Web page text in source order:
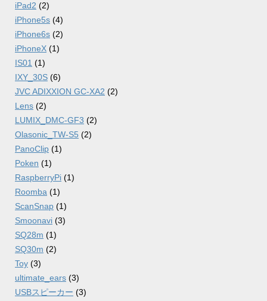
iPad2 (2)
iPhone5s (4)
iPhone6s (2)
iPhoneX (1)
IS01 (1)
IXY_30S (6)
JVC ADIXXION GC-XA2 (2)
Lens (2)
LUMIX_DMC-GF3 (2)
Olasonic_TW-S5 (2)
PanoClip (1)
Poken (1)
RaspberryPi (1)
Roomba (1)
ScanSnap (1)
Smoonavi (3)
SQ28m (1)
SQ30m (2)
Toy (3)
ultimate_ears (3)
USBスピーカー (3)